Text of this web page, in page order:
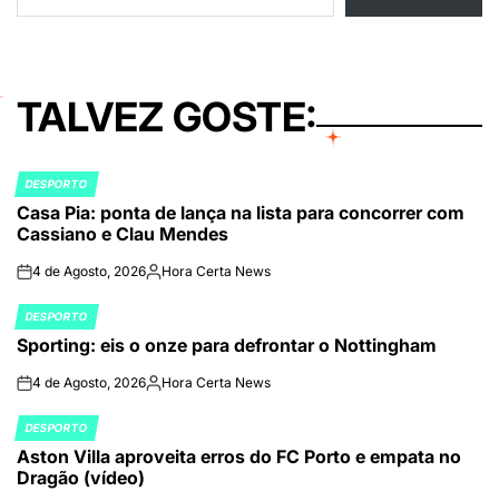
TALVEZ GOSTE:
POSTED
IN
DESPORTO
Casa Pia: ponta de lança na lista para concorrer com
Cassiano e Clau Mendes
on4 de Agosto, 2026Publicado
Hora Certa News
POSTED
IN
DESPORTO
Sporting: eis o onze para defrontar o Nottingham
on4 de Agosto, 2026Publicado
Hora Certa News
POSTED
IN
DESPORTO
Aston Villa aproveita erros do FC Porto e empata no
Dragão (vídeo)